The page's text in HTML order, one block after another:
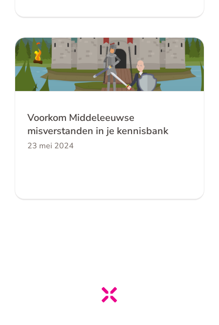
Voorkom Middeleeuwse
misverstanden in je kennisbank
Voorkom Middeleeuwse
misverstanden in je kennisbank
23 mei 2024